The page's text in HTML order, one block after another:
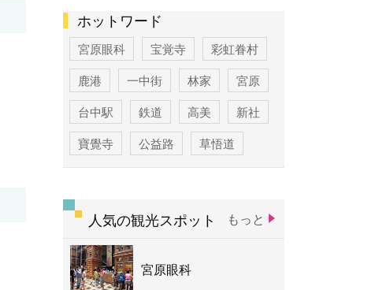
ホットワード
宮原眼科 宝覚寺
彩虹眷村
鹿港
一中街 林家
宮原
台中駅
鉄道 高美
新社
寶覺寺
公益路
草悟道
人気の観光スポット もっと
宮原眼科